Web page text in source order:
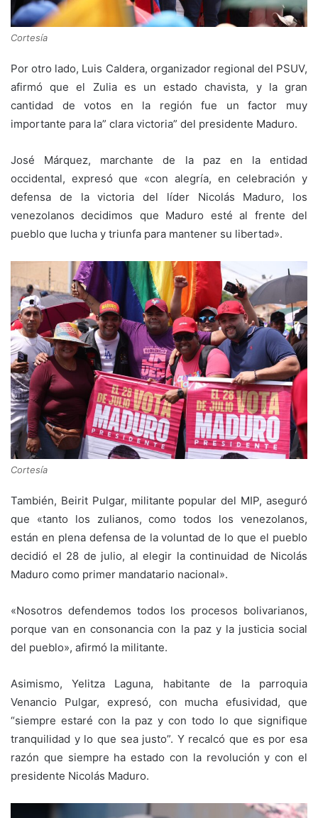
Cortesía
Por otro lado, Luis Caldera, organizador regional del PSUV,
afirmó que el Zulia es un estado chavista, y la gran
cantidad de votos en la región fue un factor muy
importante para la” clara victoria” del presidente Maduro.
José Márquez, marchante de la paz en la entidad
occidental, expresó que «con alegría, en celebración y
defensa de la victoria del líder Nicolás Maduro, los
venezolanos decidimos que Maduro esté al frente del
pueblo que lucha y triunfa para mantener su libertad».
Cortesía
También, Beirit Pulgar, militante popular del MIP, aseguró
que «tanto los zulianos, como todos los venezolanos,
están en plena defensa de la voluntad de lo que el pueblo
decidió el 28 de julio, al elegir la continuidad de Nicolás
Maduro como primer mandatario nacional».
«Nosotros defendemos todos los procesos bolivarianos,
porque van en consonancia con la paz y la justicia social
del pueblo», afirmó la militante.
Asimismo, Yelitza Laguna, habitante de la parroquia
Venancio Pulgar, expresó, con mucha efusividad, que
“siempre estaré con la paz y con todo lo que signifique
tranquilidad y lo que sea justo”. Y recalcó que es por esa
razón que siempre ha estado con la revolución y con el
presidente Nicolás Maduro.